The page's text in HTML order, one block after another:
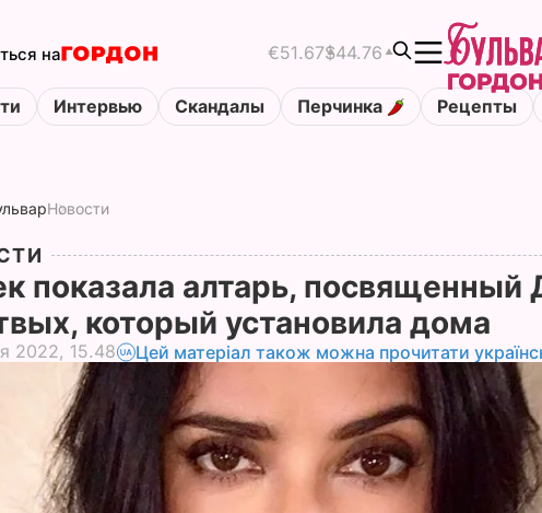
на €51.67$44.76
Интервью Скандалы Перчинка Рецепты
Новости
показала алтарь, посвященный
который установила дома
2022, 15.48 Цей матеріал також можна прочитати